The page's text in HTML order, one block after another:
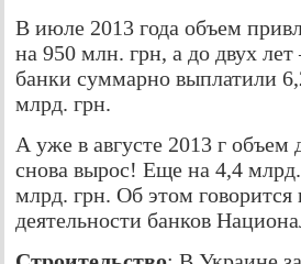
В июле 2013 года объем
на 950 млн. грн, а до двух
банки суммарно выплатили
млрд. грн.
А уже в августе 2013 г
снова вырос! Еще на 4,4
млрд. грн. Об этом
деятельности банков